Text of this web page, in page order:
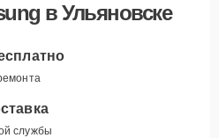
в Ульяновске
службы